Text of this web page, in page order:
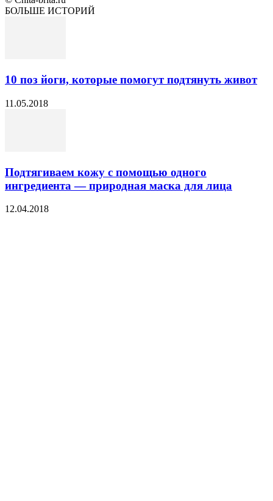
БОЛЬШЕ ИСТОРИЙ
10 поз йоги, которые помогут подтянуть живот
11.05.2018
Подтягиваем кожу с помощью одного
ингредиента — природная маска для лица
12.04.2018